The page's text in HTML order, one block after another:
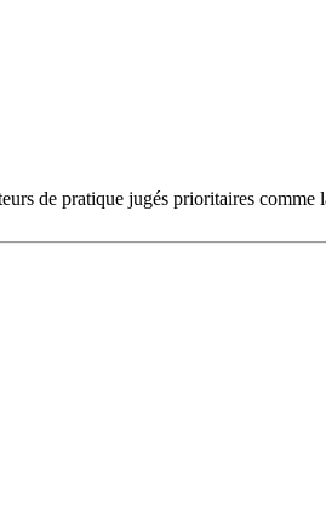
de pratique jugés prioritaires